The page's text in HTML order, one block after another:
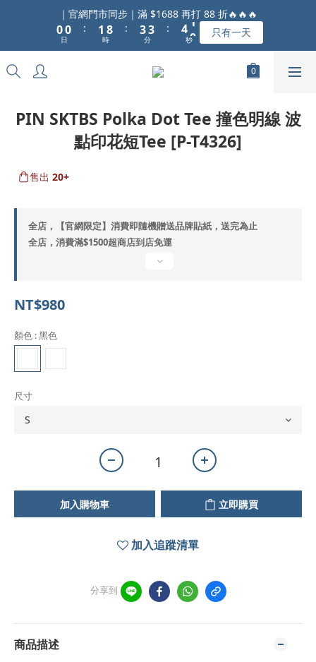
｜官網門市同步｜滿 $1688 再打 88 折🔥🔥🔥
0
1
0
日
:
2
1
0
9
8
7
2
1
0
時
:
4
3
2
4
3
2
0
分
:
4
3
2
9
8
3
2
秒
只有一天
PIN SKTBS Polka Dot Tee 撞色明線 波
點印花短Tee [P-T4326]
售出 20+
全店，【官網限定】消費即隨機贈送品牌貼紙，送完為止
全店，消費滿$1500超商店到店免運
NT$980
顏色 : 黑色
尺寸
加入購物車 立即購買
加入追蹤清單
分享到
商品描述